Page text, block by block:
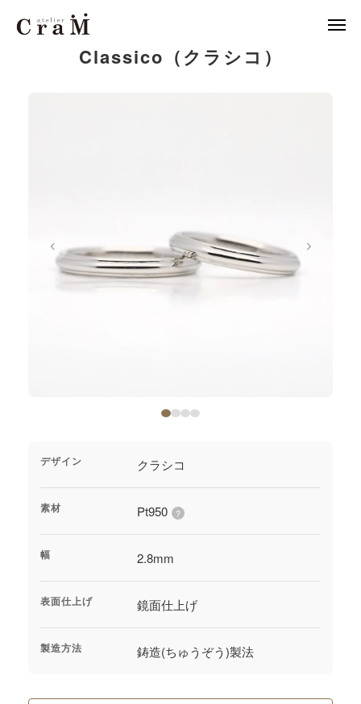
Classico（クラシコ）
‹ ›
デザイン クラシコ
素材 Pt950 ?
幅 2.8mm
表面仕上げ 鏡面仕上げ
製造方法 鋳造(ちゅうぞう)製法
セットリング